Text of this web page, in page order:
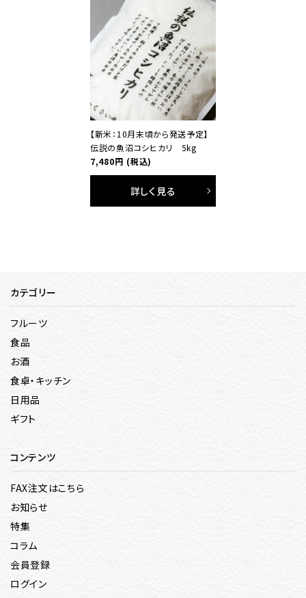
【新米：10月末頃から発送予定】
伝説の魚沼コシヒカリ 5kg
7,480円 (税込)
詳しく見る
カテゴリー
フルーツ
食品
お酒
食卓・キッチン
日用品
ギフト
コンテンツ
FAX注文はこちら
お知らせ
特集
コラム
会員登録
ログイン